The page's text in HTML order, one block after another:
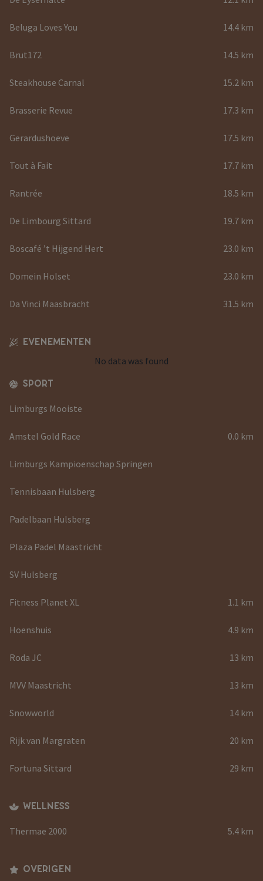
Beluga Loves You 14.4 km
Brut172 14.5 km
Steakhouse Carnal 15.2 km
Brasserie Revue 17.3 km
Gerardushoeve 17.5 km
Tout à Fait 17.7 km
Rantrée 18.5 km
De Limbourg Sittard 19.7 km
Boscafé ’t Hijgend Hert 23.0 km
Domein Holset 23.0 km
Da Vinci Maasbracht 31.5 km
EVENEMENTEN
No data was found
SPORT
Limburgs Mooiste
Amstel Gold Race 0.0 km
Limburgs Kampioenschap Springen
Tennisbaan Hulsberg
Padelbaan Hulsberg
Plaza Padel Maastricht
SV Hulsberg
Fitness Planet XL 1.1 km
Hoenshuis 4.9 km
Roda JC 13 km
MVV Maastricht 13 km
Snowworld 14 km
Rijk van Margraten 20 km
Fortuna Sittard 29 km
WELLNESS
Thermae 2000 5.4 km
OVERIGEN